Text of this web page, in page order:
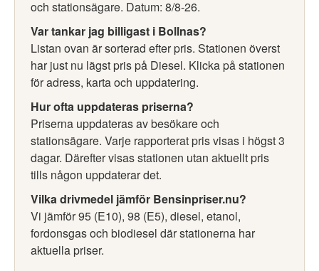
och stationsägare. Datum: 8/8-26.
Var tankar jag billigast i Bollnas?
Listan ovan är sorterad efter pris. Stationen överst
har just nu lägst pris på Diesel. Klicka på stationen
för adress, karta och uppdatering.
Hur ofta uppdateras priserna?
Priserna uppdateras av besökare och
stationsägare. Varje rapporterat pris visas i högst 3
dagar. Därefter visas stationen utan aktuellt pris
tills någon uppdaterar det.
Vilka drivmedel jämför Bensinpriser.nu?
Vi jämför 95 (E10), 98 (E5), diesel, etanol,
fordonsgas och biodiesel där stationerna har
aktuella priser.